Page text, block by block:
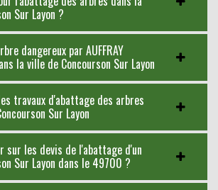
Sur Layon ?
dangereux par AUFFRAY
la ville de Concourson Sur Layon
travaux d'abattage des arbres
Sur Layon
sur les devis de l'abattage d'un
Sur Layon dans le 49700 ?